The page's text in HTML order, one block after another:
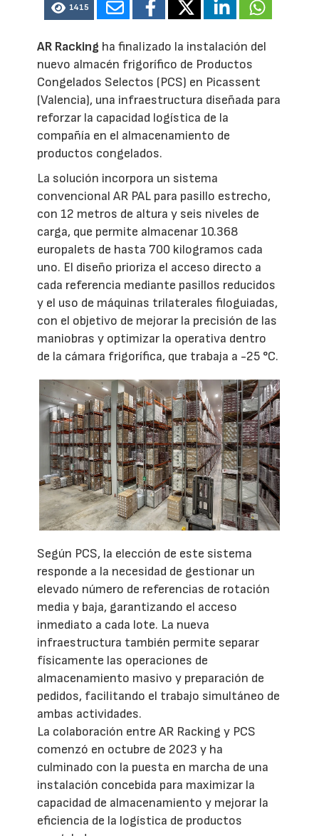
1415
AR Racking ha finalizado la instalación del
nuevo almacén frigorífico de Productos
Congelados Selectos (PCS) en Picassent
(Valencia), una infraestructura diseñada para
reforzar la capacidad logística de la
compañía en el almacenamiento de
productos congelados.
La solución incorpora un sistema
convencional AR PAL para pasillo estrecho,
con 12 metros de altura y seis niveles de
carga, que permite almacenar 10.368
europalets de hasta 700 kilogramos cada
uno. El diseño prioriza el acceso directo a
cada referencia mediante pasillos reducidos
y el uso de máquinas trilaterales filoguiadas,
con el objetivo de mejorar la precisión de las
maniobras y optimizar la operativa dentro
de la cámara frigorífica, que trabaja a -25 °C.
Según PCS, la elección de este sistema
responde a la necesidad de gestionar un
elevado número de referencias de rotación
media y baja, garantizando el acceso
inmediato a cada lote. La nueva
infraestructura también permite separar
físicamente las operaciones de
almacenamiento masivo y preparación de
pedidos, facilitando el trabajo simultáneo de
ambas actividades.
La colaboración entre AR Racking y PCS
comenzó en octubre de 2023 y ha
culminado con la puesta en marcha de una
instalación concebida para maximizar la
capacidad de almacenamiento y mejorar la
eficiencia de la logística de productos